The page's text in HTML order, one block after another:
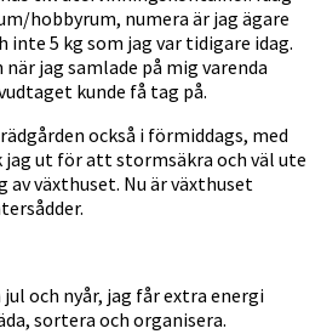
hobbyrum, numera är jag ägare
5 kg som jag var tidigare idag.
jag samlade på mig varenda
kunde få tag på.
också i förmiddags, med
jag ut för att stormsäkra och väl ute
av växthuset. Nu är växthuset
och nyår, jag får extra energi
sortera och organisera.